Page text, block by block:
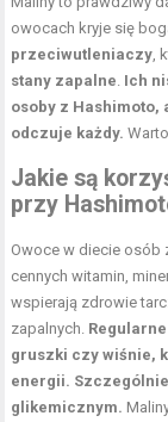
owocach kryje się
przeciwutleniaczy
stany zapalne Ich
osoby z Hashimoto,
odczuje każdy.
Jakie są
przy
Owoce w diecie osób
cennych witamin,
wspierają zdrowie
zapalnych.
gruszki czy wiśnie,
energii.
glikemicznym.